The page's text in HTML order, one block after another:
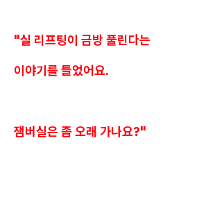
"실 리프팅이 금방 풀린다는
이야기를 들었어요.
잼버실은 좀 오래 가나요?"